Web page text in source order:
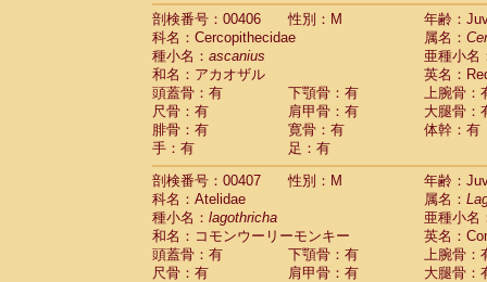
剖検番号：00406
性別：M
年齢：
科名：Cercopithecidae
属名：
種小名： ascanius
亜種小名
和名：アカオザル
英名：
頭蓋骨：有
下顎骨：有
上腕骨：
尺骨：有
肩甲骨：有
大腿骨：
腓骨：有
寛骨：有
体幹：有
手：有
足：有
剖検番号：00407
性別：M
年齢：
科名：Atelidae
属名：
種小名： lagothricha
亜種小名
和名：コモンウーリーモンキー
英名：
頭蓋骨：有
下顎骨：有
上腕骨：
尺骨：有
肩甲骨：有
大腿骨：